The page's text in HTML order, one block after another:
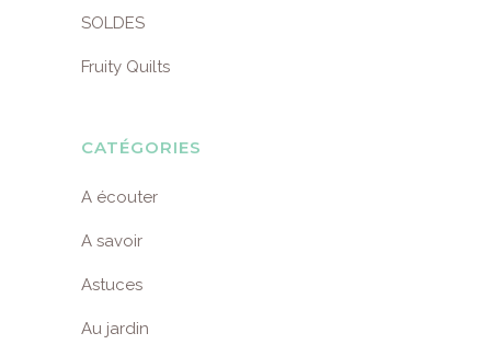
SOLDES
Fruity Quilts
CATÉGORIES
A écouter
A savoir
Astuces
Au jardin